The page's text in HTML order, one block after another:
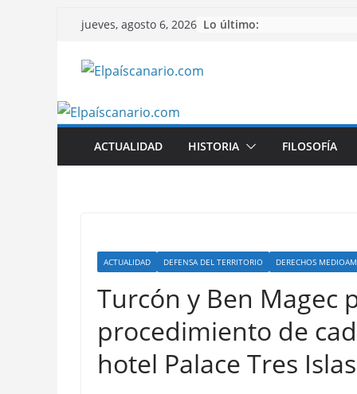
Saltar
contenido
jueves, agosto 6, 2026 Lo último:
ACTUALIDAD HISTORIA FILOSOFÍA
ACTUALIDAD DEFENSA DEL TERRITORIO DERECHOS
Turcón y Ben Magec
procedimiento de
hotel Palace Tres Islas